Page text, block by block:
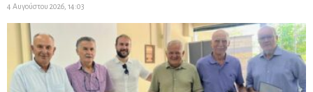
4 Αυγούστου 2026, 14:03